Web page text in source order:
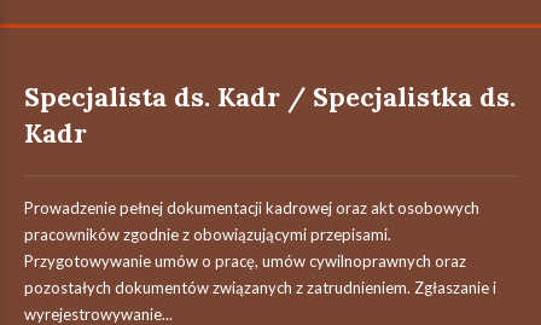
Specjalista ds. Kadr / Specjalistka ds.
Kadr
Prowadzenie pełnej dokumentacji kadrowej oraz akt osobowych
pracowników zgodnie z obowiązującymi przepisami.
Przygotowywanie umów o pracę, umów cywilnoprawnych oraz
pozostałych dokumentów związanych z zatrudnieniem. Zgłaszanie i
wyrejestrowywanie...